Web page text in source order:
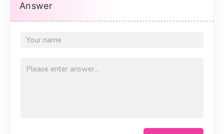
Answer